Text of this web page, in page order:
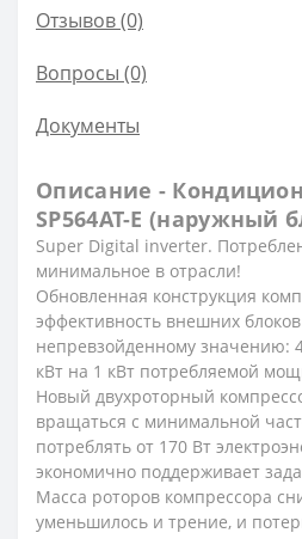
Отзывов (0)
Вопросы (0)
Документы
Описание -
SP564AT-E (наружный
Super Digital inverter.
минимальное в отрасли!
Обновленная конструкция
эффективность внешних
непревзойденному значению:
кВт на 1 кВт потребляемой
Новый двухроторный
вращаться с минимальной
потреблять от 170 Вт
экономично поддерживает
Масса роторов компрессора
уменьшилось и трение, и